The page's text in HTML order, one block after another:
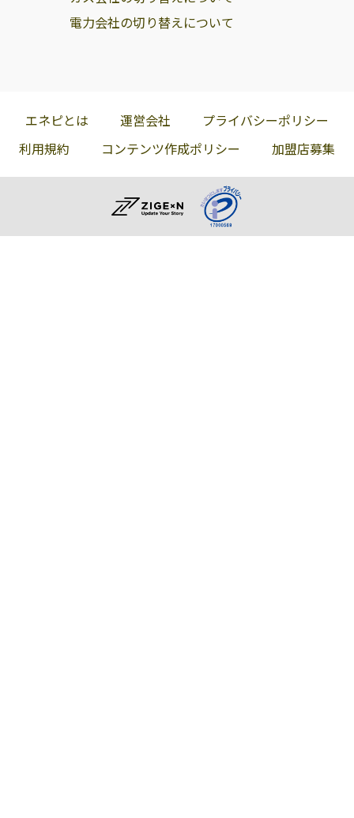
電力会社の切り替えについて
エネピとは 運営会社
プライバシーポリシー
利用規約
コンテンツ作成ポリシー 加盟店募集